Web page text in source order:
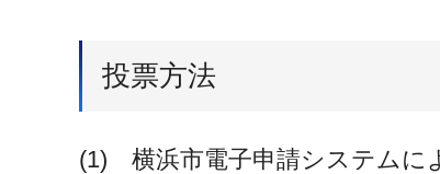
投票方法
(1) 横浜市電子申請システムに